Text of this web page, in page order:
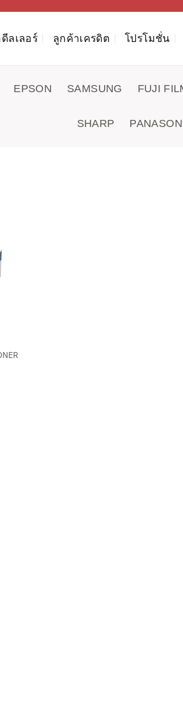
ลเลอร์ ลูกค้าเครดิต โปรโมชั่น
EPSON SAMSUNG FUJI
SHARP